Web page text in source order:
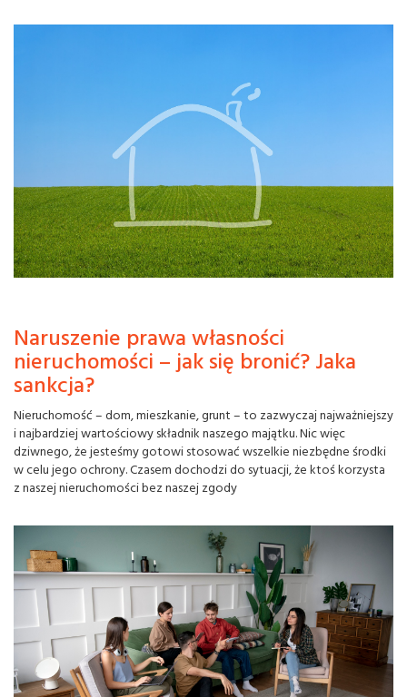
Naruszenie prawa własności
nieruchomości – jak się bronić? Jaka
sankcja?
Nieruchomość – dom, mieszkanie, grunt – to zazwyczaj najważniejszy
i najbardziej wartościowy składnik naszego majątku. Nic więc
dziwnego, że jesteśmy gotowi stosować wszelkie niezbędne środki
w celu jego ochrony. Czasem dochodzi do sytuacji, że ktoś korzysta
z naszej nieruchomości bez naszej zgody